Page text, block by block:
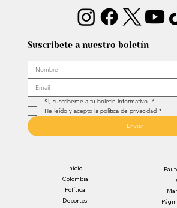
Suscríbete a nuestro boletín
Sí, suscríbeme a tu boletín informativo. *
He leído y acepto la política de privacidad *
Enviar
Inicio
Colombia
Política
Deportes